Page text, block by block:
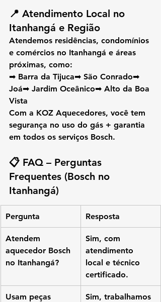
📍 Atendimento Local no
Itanhangá e Região
Atendemos residências, condomínios
e comércios no Itanhangá e áreas
próximas, como:
➡ Barra da Tijuca➡ São Conrado➡
Joá➡ Jardim Oceânico➡ Alto da Boa
Vista
Com a KOZ Aquecedores, você tem
segurança no uso do gás + garantia
em todos os serviços Bosch.
📋 FAQ – Perguntas
Frequentes (Bosch no
Itanhangá)
Pergunta Resposta
Atendem
aquecedor Bosch
no Itanhangá?
Sim, com
atendimento
local e técnico
certificado.
Usam peças
Sim, trabalhamos